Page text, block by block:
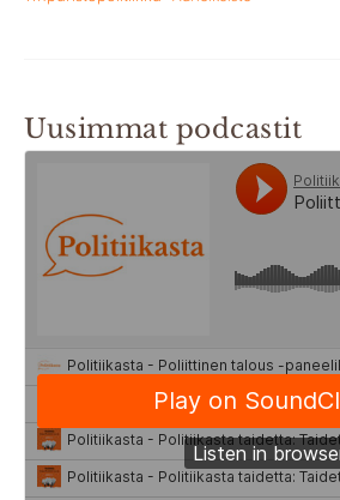
Uusimmat podcastit